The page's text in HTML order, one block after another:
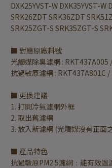
DXK25YVST-W DXK35YVST-W
SRK26ZDT SRK36ZDT
SRK25ZGT-S SRK35ZGT-S
■ 對應原廠料號
光觸媒除臭濾網 : RKT437A005
抗過敏原濾網 : RKT437A801C
■ 更換建議
1. 打開冷氣濾網外框
2. 取出舊濾網
3. 放入新濾網 (光觸媒沒有正面
■ 產品特色
抗過敏原PM2.5濾網﹕能有效